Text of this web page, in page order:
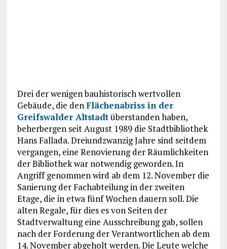
Drei der wenigen bauhistorisch wertvollen
Gebäude, die den Flächenabriss in der
Greifswalder Altstadtüberstanden haben,
beherbergen seit August 1989 die Stadtbibliothek
Hans Fallada. Dreiundzwanzig Jahre sind seitdem
vergangen, eine Renovierung der Räumlichkeiten
der Bibliothek war notwendig geworden. In
Angriff genommen wird ab dem 12. November die
Sanierung der Fachabteilung in der zweiten
Etage, die in etwa fünf Wochen dauern soll. Die
alten Regale, für dies es von Seiten der
Stadtverwaltung eine Ausschreibung gab, sollen
nach der Forderung der Verantwortlichen ab dem
14. November abgeholt werden. Die Leute welche